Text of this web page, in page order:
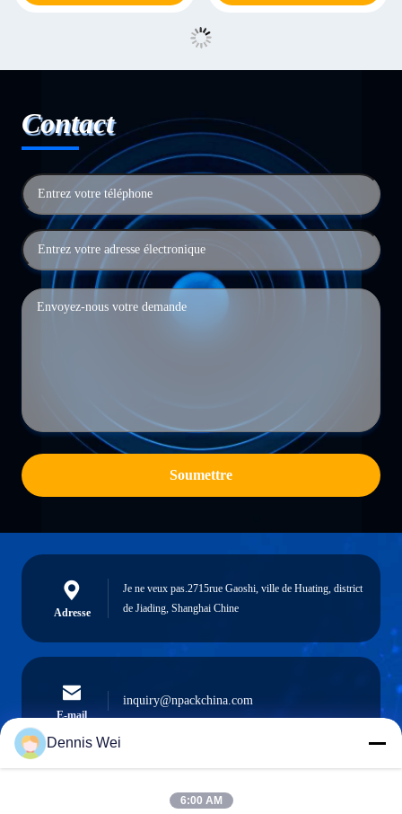
Contact
Soumettre
Adresse
Je ne veux pas.2715rue Gaoshi, ville de Huating, district
de Jiading, Shanghai Chine
E-mail
inquiry@npackchina.com
0086-21-66035560
Dennis Wei
6:00 AM